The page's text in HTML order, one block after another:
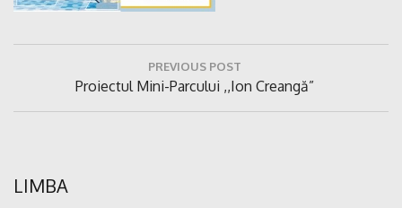
PREVIOUS POST
Previous
Post:
Proiectul Mini-Parcului ,,Ion Creangă”
LIMBA